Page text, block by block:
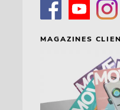
MAGAZINES